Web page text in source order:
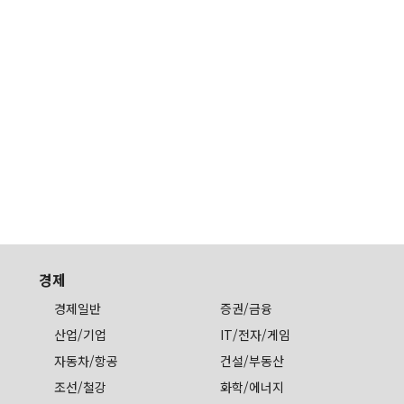
경제
경제일반
증권/금융
산업/기업
IT/전자/게임
자동차/항공
건설/부동산
조선/철강
화학/에너지